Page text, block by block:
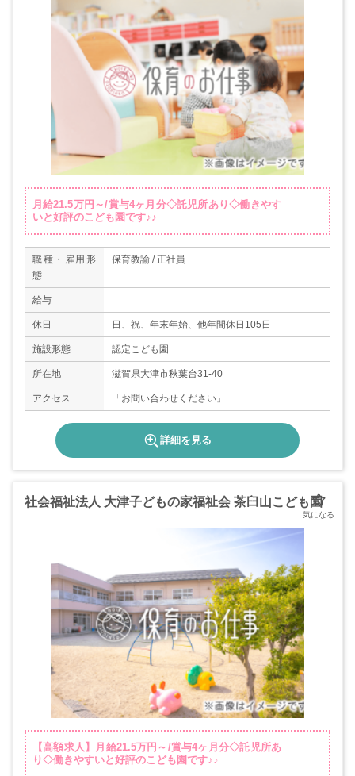
月給21.5万円～/賞与4ヶ月分◇託児所あり◇働きやす
いと好評のこども園です♪♪
職種・雇用形
態
保育教諭 / 正社員
給与
休日 日、祝、年末年始、他年間休日105日
施設形態 認定こども園
所在地 滋賀県大津市秋葉台31-40
アクセス 「お問い合わせください」
詳細を見る
社会福祉法人 大津子どもの家福祉会 茶臼山こども園
【高額求人】月給21.5万円～/賞与4ヶ月分◇託児所あ
り◇働きやすいと好評のこども園です♪♪